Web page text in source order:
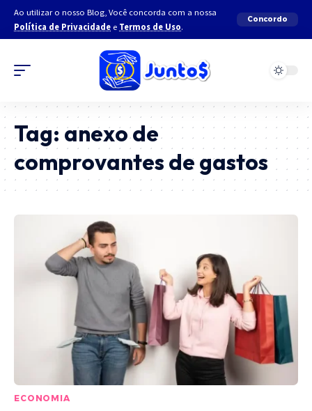
Ao utilizar o nosso Blog, Você concorda com a nossa
Política de Privacidade e Termos de Uso.
Concordo
Tag: anexo de
comprovantes de gastos
ECONOMIA